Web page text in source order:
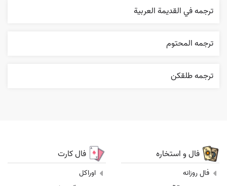
ترجمه في القديمة العربية
ترجمه المحتوم
ترجمه طلقکن
فال و استخاره
فال روزانه
فال کارت
اوراکل